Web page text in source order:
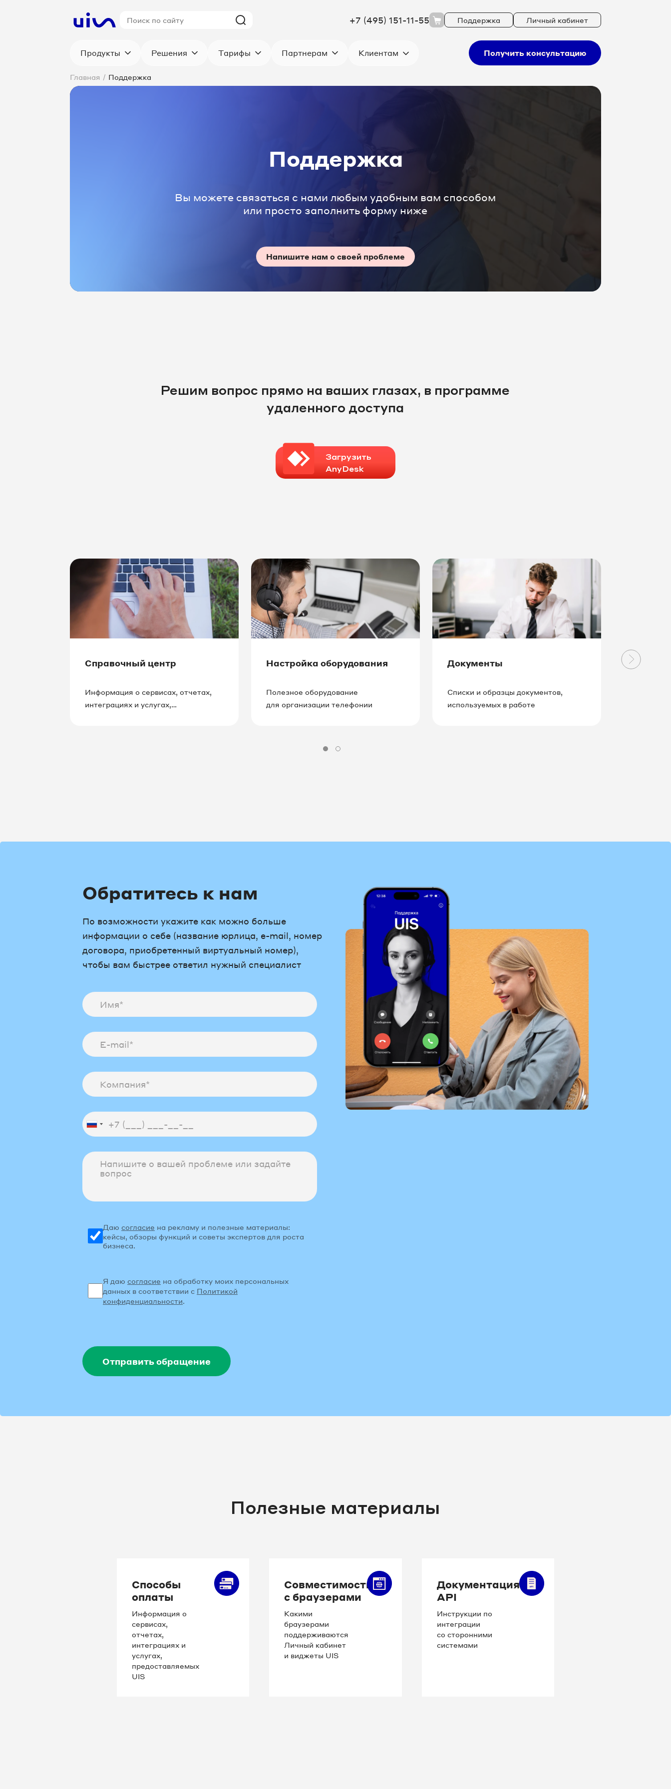
+7 (495) 151-11-55 Поддержка Личный кабинет
Продукты Решения Тарифы Партнерам Клиентам Получить консультацию
Главная / Поддержка
Поддержка
Вы можете связаться с нами любым удобным вам способом
или просто заполнить форму ниже
Напишите нам о своей проблеме
Решим вопрос прямо на ваших глазах, в программе
удаленного доступа
Загрузить
AnyDesk
Справочный центр
Информация о сервисах, отчетах,
интеграциях и услугах,
Настройка оборудования
Полезное оборудование
для организации телефонии
Документы
Списки и образцы документов,
используемых в работе
Обратитесь к нам
По возможности укажите как можно больше
информации о себе (название юрлица, e-mail, номер
договора, приобретенный виртуальный номер),
чтобы вам быстрее ответил нужный специалист
Даю согласие на рекламу и полезные материалы:
кейсы, обзоры функций и советы экспертов для роста
бизнеса.
Я даю согласие на обработку моих персональных
данных в соответствии с Политикой
конфиденциальности.
Отправить обращение
Полезные материалы
Способы
оплаты
Информация о
сервисах,
отчетах,
интеграциях и
услугах,
предоставляемых
UIS
Совместимость
с браузерами
Какими
браузерами
поддерживаются
Личный кабинет
и виджеты UIS
Документация
API
Инструкции по
интеграции
со сторонними
системами